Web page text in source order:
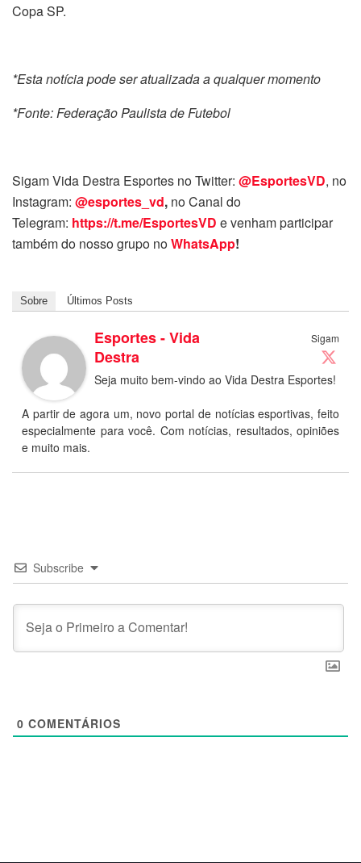
Copa SP.
*Esta notícia pode ser atualizada a qualquer momento
*Fonte: Federação Paulista de Futebol
Sigam Vida Destra Esportes no Twitter: @EsportesVD, no
Instagram: @esportes_vd, no Canal do
Telegram: https://t.me/EsportesVD e venham participar
também do nosso grupo noWhatsApp!
Sobre Últimos Posts
Sigam
Esportes - Vida
Destra
Seja muito bem-vindo ao Vida Destra Esportes!
A partir de agora um, novo portal de notícias esportivas, feito
especialmente para você. Com notícias, resultados, opiniões
e muito mais.
Subscribe
0 COMENTÁRIOS